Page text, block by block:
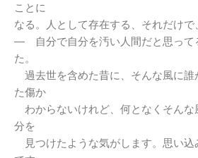
ことに
なる。人として存在する、それだけで
― 自分で自分を汚い人間だと思って
た。
過去世を含めた昔に、そんな風に誰
た傷か
わからないけれど、何となくそんな
分を
見つけたような気がします。思い込